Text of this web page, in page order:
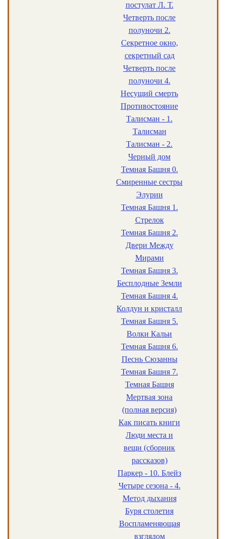
постулат Л. Т.
Четверть после
полуночи 2.
Секретное окно,
секретный сад
Четверть после
полуночи 4.
Несущий смерть
Противостояние
Талисман - 1.
Талисман
Талисман - 2.
Черный дом
Темная Башня 0.
Смиренные сестры
Элурии
Темная Башня 1.
Стрелок
Темная Башня 2.
Двери Между
Мирами
Темная Башня 3.
Бесплодные Земли
Темная Башня 4.
Колдун и кристалл
Темная Башня 5.
Волки Кальи
Темная Башня 6.
Песнь Сюзанны
Темная Башня 7.
Темная Башня
Мертвая зона
(полная версия)
Как писать книги
Люди места и
вещи (сборник
рассказов)
Паркер - 10. Блейз
Четыре сезона - 4.
Метод дыхания
Буря столетия
Воспламеняющая
взглядом